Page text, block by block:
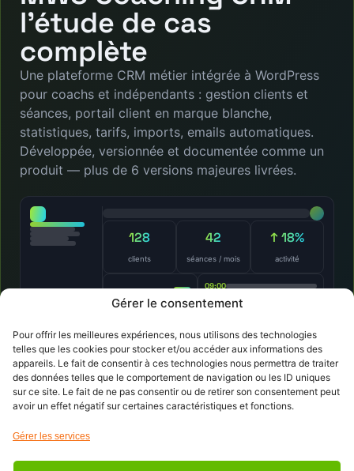
Gérer le consentement
Pour offrir les meilleures expériences, nous utilisons des technologies
telles que les cookies pour stocker et/ou accéder aux informations des
appareils. Le fait de consentir à ces technologies nous permettra de traiter
des données telles que le comportement de navigation ou les ID uniques
sur ce site. Le fait de ne pas consentir ou de retirer son consentement peut
avoir un effet négatif sur certaines caractéristiques et fonctions.
Gérer les services
l'étude de cas
complète
Une plateforme CRM métier intégrée à WordPress
pour coachs et indépendants : gestion clients et
séances, portail client en marque blanche,
statistiques, tarifs, imports, emails automatiques.
Développée, versionnée et documentée comme un
produit — plus de 6 versions majeures livrées.
128
clients
42
séances / mois
↑ 18%
activité
09:00
11:30
14:00
factures
Voir la démarche
Parler de votre